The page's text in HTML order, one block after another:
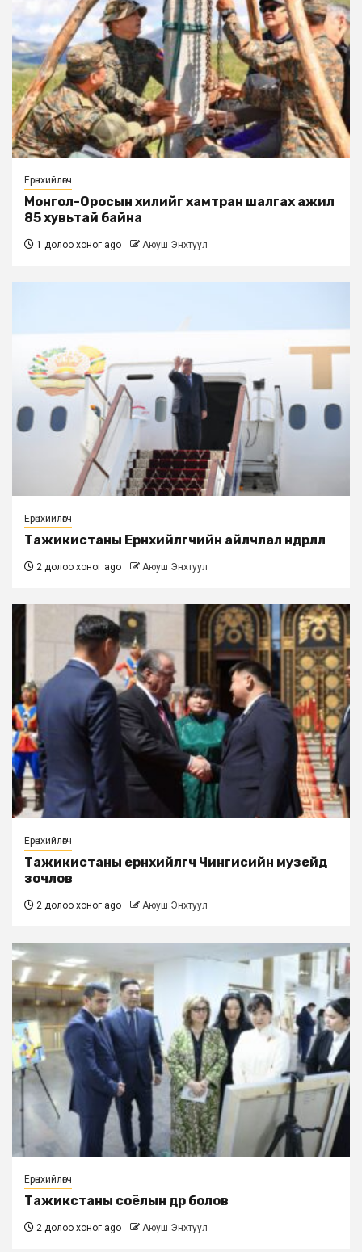
Ерөнхийлөгч
Монгол-Оросын хилийг хамтран шалгах ажил
85 хувьтай байна
1 долоо хоног ago Аюуш Энхтуул
Ерөнхийлөгч
Тажикистаны Ерөнхийлөгчийн айлчлал өндөрлөлөө
2 долоо хоног ago Аюуш Энхтуул
Ерөнхийлөгч
Тажикистаны ерөнхийлөгч Чингисийн музейд
зочлов
2 долоо хоног ago Аюуш Энхтуул
Ерөнхийлөгч
Тажикстаны соёлын өдөр болов
2 долоо хоног ago Аюуш Энхтуул